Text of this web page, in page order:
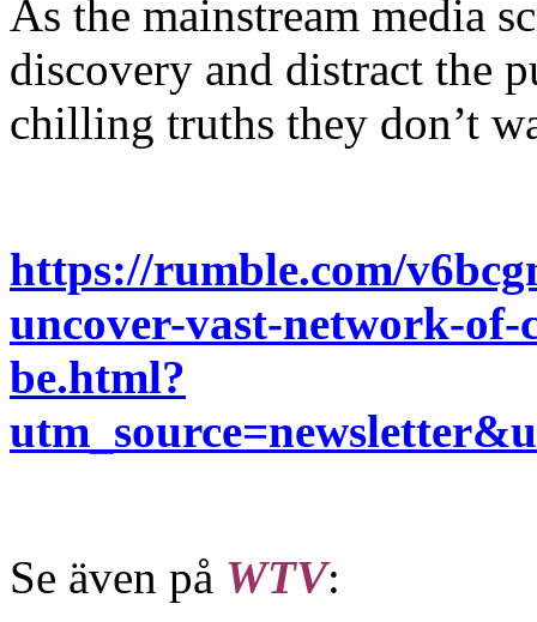
As the mainstream media
discovery and distract the
chilling truths they don’t
https://rumble.com/
uncover-vast-network-
be.html?
Se även på WTV: